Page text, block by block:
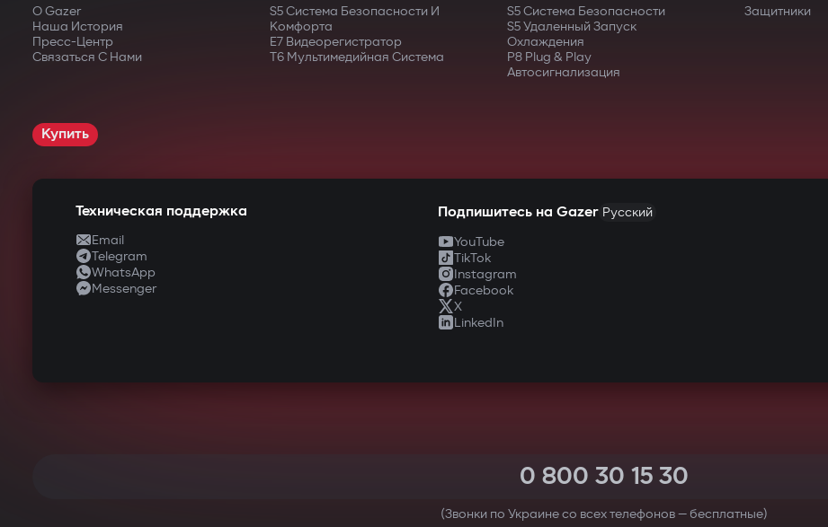
О Gazer
Наша История
Пресс-Центр
Связаться С Нами
S5 Система Безопасности И
Комфорта
E7 Видеорегистратор
T6 Мультимедийная Система
S5 Система Безопасности
S5 Удаленный Запуск
Охлаждения
P8 Plug & Play
Автосигнализация
Защитники
Купить
Техническая поддержка
Email
Telegram
WhatsApp
Messenger
Подпишитесь на Gazer Русский
YouTube
TikTok
Instagram
Facebook
X
LinkedIn
0 800 30 15 30
(Звонки по Украине со всех телефонов — бесплатные)